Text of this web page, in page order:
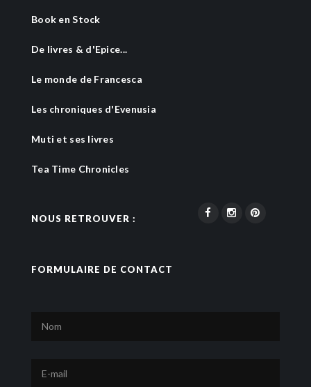
Book en Stock
De livres & d'Epice...
Le monde de Francesca
Les chroniques d'Evenusia
Muti et ses livres
Tea Time Chronicles
NOUS RETROUVER :
FORMULAIRE DE CONTACT